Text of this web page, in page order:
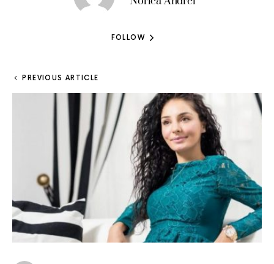
FOLLOW
PREVIOUS ARTICLE